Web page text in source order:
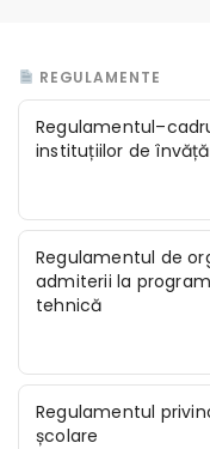
REGULAMENTE
instituțiilor de
Regulamentul de
admiterii la
tehnică
Regulamentul
școlare